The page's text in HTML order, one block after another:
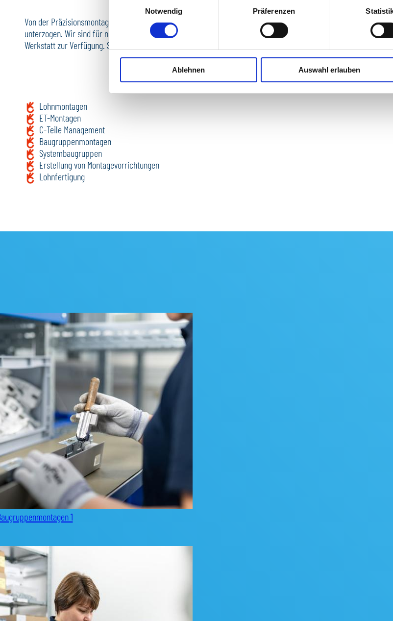
Notwendig
Präferenzen
Ablehnen Auswahl erlauben
Von der Präzisionsmontage bis zur Verpackung werden die Komponenten oder Anlagen auch von uns in Betrieb
unterzogen. Wir sind für nahezu alle Anforderungen gerüstet. Unserem Fachpersonal stehen moderne
Werkstatt zur Verfügung. So werden aus Ihren Einzelteilen hochwertige Baugruppen - mechanische,
Lohnmontagen
ET-Montagen
C-Teile Management
Baugruppenmontagen
Systembaugruppen
Erstellung von Montagevorrichtungen
Lohnfertigung
1